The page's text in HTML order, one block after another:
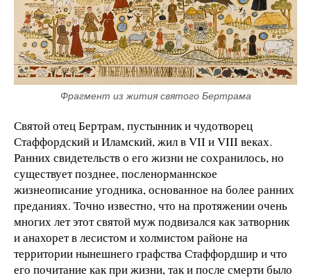
Фрагмент из жития святого Бертрама
Святой отец Бертрам, пустынник и чудотворец
Стаффордский и Иламский, жил в VII и VIII веках.
Ранних свидетельств о его жизни не сохранилось, но
существует позднее, посленорманнское
жизнеописание угодника, основанное на более ранних
преданиях. Точно известно, что на протяжении очень
многих лет этот святой муж подвизался как затворник
и анахорет в лесистом и холмистом районе на
территории нынешнего графства Стаффордшир и что
его почитание как при жизни, так и после смерти было